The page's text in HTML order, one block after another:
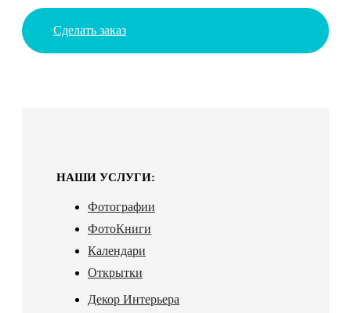
Сделать заказ
НАШИ УСЛУГИ:
Фотографии
ФотоКниги
Календари
Открытки
Декор Интерьера